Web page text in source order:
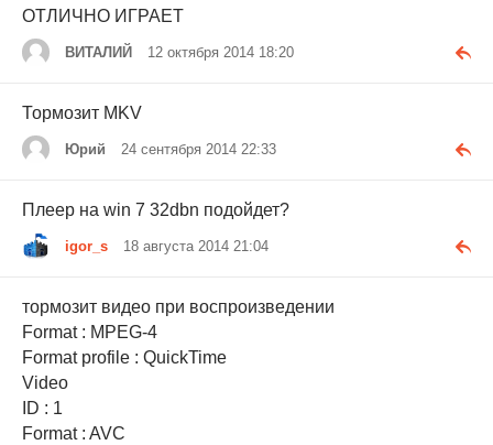
ОТЛИЧНО ИГРАЕТ
ВИТАЛИЙ 12 октября 2014 18:20
Тормозит MKV
Юрий 24 сентября 2014 22:33
Плеер на win 7 32dbn подойдет?
igor_s 18 августа 2014 21:04
тормозит видео при воспроизведении
Format : MPEG-4
Format profile : QuickTime
Video
ID : 1
Format : AVC